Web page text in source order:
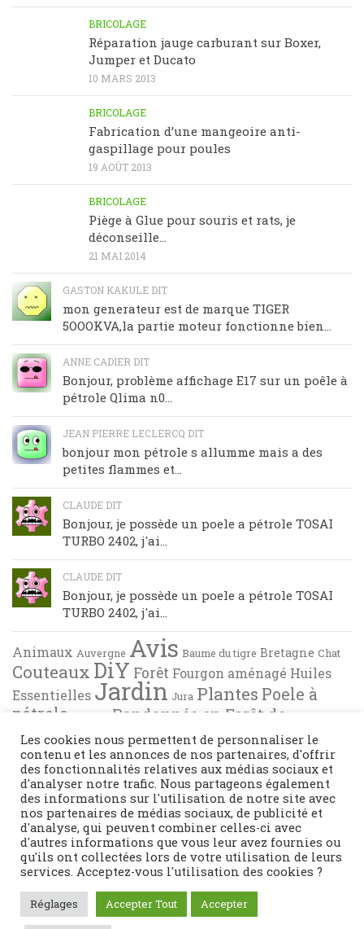
BRICOLAGE
Réparation jauge carburant sur Boxer,
Jumper et Ducato
10 MARS 2013
BRICOLAGE
Fabrication d’une mangeoire anti-
gaspillage pour poules
19 AOÛT 2013
BRICOLAGE
Piège à Glue pour souris et rats, je
déconseille…
21 MAI 2014
GASTON KAKULE DIT
mon generateur est de marque TIGER
5OOOKVA,la partie moteur fonctionne bien...
ANNE CADIER DIT
Bonjour, problème affichage E17 sur un poêle à
pétrole Qlima n0...
JEAN PIERRE LECLERCQ DIT
bonjour mon pétrole s allumme mais a des
petites flammes et...
CLAUDE DIT
Bonjour, je possède un poele a pétrole TOSAI
TURBO 2402, j'ai...
CLAUDE DIT
Bonjour, je possède un poele a pétrole TOSAI
TURBO 2402, j'ai...
Animaux Auvergne Avis Baume du tigre Bretagne Chat
Couteaux DiY Forêt Fourgon aménagé Huiles
Essentielles Jardin Jura Plantes Poele à
pétrole
Randonnée en Forêt de
Brocéliande Recette de cuisine Tests
Fièrement propulsé par - Conçu parThème Hueman
Les cookies nous permettent de personnaliser le
contenu et les annonces de nos partenaires, d'offrir
des fonctionnalités relatives aux médias sociaux et
d'analyser notre trafic. Nous partageons également
des informations sur l'utilisation de notre site avec
nos partenaires de médias sociaux, de publicité et
d'analyse, qui peuvent combiner celles-ci avec
d'autres informations que vous leur avez fournies ou
qu'ils ont collectées lors de votre utilisation de leurs
services. Acceptez-vous l'utilisation des cookies ?
Réglages Accepter Tout Accepter